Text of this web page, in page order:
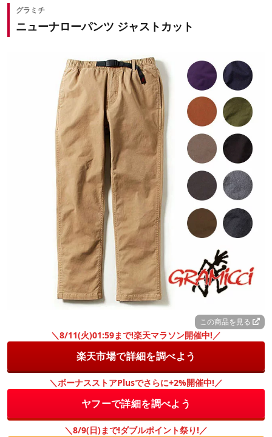
グラミチ
ニューナローパンツ ジャストカット
この商品を見る
＼8/11(火)01:59まで!楽天マラソン開催中!／
楽天市場で詳細を調べよう
＼ボーナスストアPlusでさらに+2%開催中!／
ヤフーで詳細を調べよう
＼8/9(日)まで!ダブルポイント祭り!／